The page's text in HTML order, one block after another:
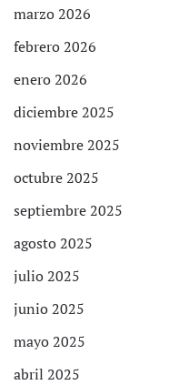
marzo 2026
febrero 2026
enero 2026
diciembre 2025
noviembre 2025
octubre 2025
septiembre 2025
agosto 2025
julio 2025
junio 2025
mayo 2025
abril 2025